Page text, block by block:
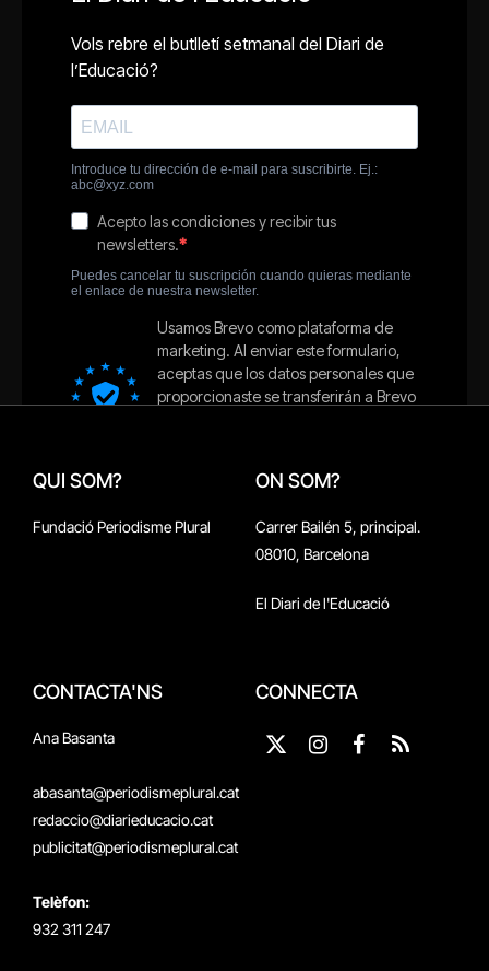
QUI SOM?
Fundació Periodisme Plural
ON SOM?
Carrer Bailén 5, principal.
08010, Barcelona
El Diari de l'Educació
CONTACTA'NS
Ana Basanta
abasanta@periodismeplural.cat
redaccio@diarieducacio.cat
publicitat@periodismeplural.cat
Telèfon:
932 311 247
CONNECTA
X
InstagramFacebook
RSS